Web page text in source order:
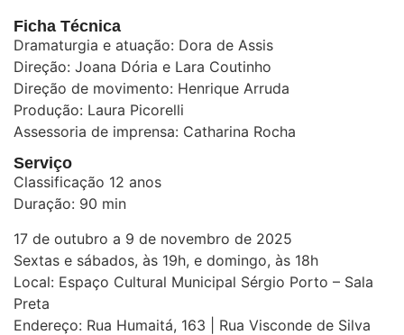
Ficha Técnica
Dramaturgia e atuação: Dora de Assis
Direção: Joana Dória e Lara Coutinho
Direção de movimento: Henrique Arruda
Produção: Laura Picorelli
Assessoria de imprensa: Catharina Rocha
Serviço
Classificação 12 anos
Duração: 90 min
17 de outubro a 9 de novembro de 2025
Sextas e sábados, às 19h, e domingo, às 18h
Local: Espaço Cultural Municipal Sérgio Porto – Sala
Preta
Endereço: Rua Humaitá, 163 | Rua Visconde de Silva